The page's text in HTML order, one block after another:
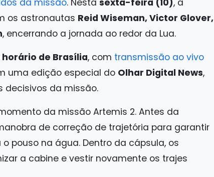
os astronautas Reid Wiseman, Victor Glover,
, encerrando a jornada ao redor da Lua.
horário de Brasília, com transmissão ao vivo
uma edição especial do Olhar Digital News,
decisivos da missão.
da missão Artemis 2. Antes da
de correção de trajetória para garantir
pouso na água. Dentro da cápsula, os
a cabine e vestir novamente os trajes